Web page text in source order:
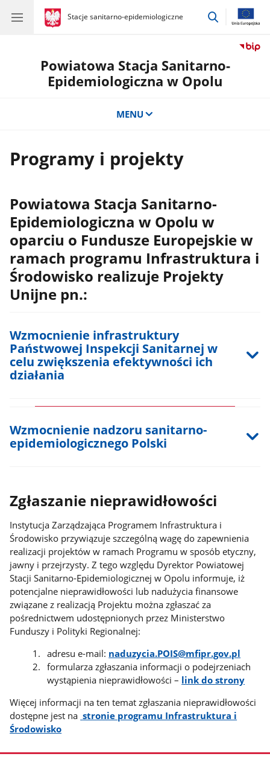
gov.pl
Stacje sanitarno-epidemiologiczne
gov.pl
Stacje
przejdź
Powiatowa Stacja Sanitarno-
Epidemiologiczna w Opolu
MENU
Programy i projekty
Powiatowa Stacja Sanitarno-
Epidemiologiczna w Opolu w
oparciu o Fundusze Europejskie w
ramach programu Infrastruktura i
Środowisko realizuje Projekty
Unijne pn.:
Wzmocnienie infrastruktury
Państwowej Inspekcji Sanitarnej w
celu zwiększenia efektywności ich
działania
Wzmocnienie nadzoru sanitarno-
epidemiologicznego Polski
Zgłaszanie nieprawidłowości
Instytucja Zarządzająca Programem Infrastruktura i
Środowisko przywiązuje szczególną wagę do zapewnienia
realizacji projektów w ramach Programu w sposób etyczny,
jawny i przejrzysty. Z tego względu Dyrektor Powiatowej
Stacji Sanitarno-Epidemiologicznej w Opolu informuje, iż
potencjalne nieprawidłowości lub nadużycia finansowe
związane z realizacją Projektu można zgłaszać za
pośrednictwem udostępnionych przez Ministerstwo
Funduszy i Polityki Regionalnej:
adresu e-mail: naduzycia.POIS@mfipr.gov.pl
formularza zgłaszania informacji o podejrzeniach
wystąpienia nieprawidłowości – link do strony
Więcej informacji na ten temat zgłaszania nieprawidłowości
dostępne jest na stronie programu Infrastruktura i
ŚrodowiskoL
n